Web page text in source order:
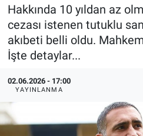
Hakkında 10 yıldan az
cezası istenen tutuklu
akıbeti belli oldu.
İşte detaylar...
02.06.2026 - 17:00
YAYINLANMA
Trend
Özel Haberler
Yazarlar
Ekonomi
Dünya
Medya
Son Dakika Haberleri
Haber Arşivi